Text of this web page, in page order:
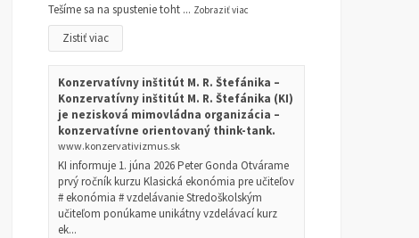
Tešíme sa na spustenie toht ... Zobraziť viac
Zistiť viac
Konzervatívny inštitút M. R. Štefánika –
Konzervatívny inštitút M. R. Štefánika (KI)
je nezisková mimovládna organizácia –
konzervatívne orientovaný think-tank.
www.konzervativizmus.sk
KI informuje 1. júna 2026 Peter Gonda Otvárame
prvý ročník kurzu Klasická ekonómia pre učiteľov
# ekonómia # vzdelávanie Stredoškolským
učiteľom ponúkame unikátny vzdelávací kurz
ek...